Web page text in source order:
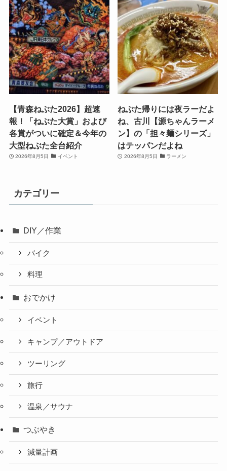
【青森ねぶた2026】超速
報！「ねぶた大賞」および
各賞がついに確定＆今年の
大型ねぶた全台紹介
2026年8月5日 イベント
ねぶた帰りには夜ラーだよ
ね、古川【源ちゃんラーメ
ン】の「担々麺シリーズ」
はテッパンだよね
2026年8月5日 ラーメン
カテゴリー
DIY／作業
バイク
料理
おでかけ
イベント
キャンプ／アウトドア
ツーリング
旅行
温泉／サウナ
つぶやき
減量計画